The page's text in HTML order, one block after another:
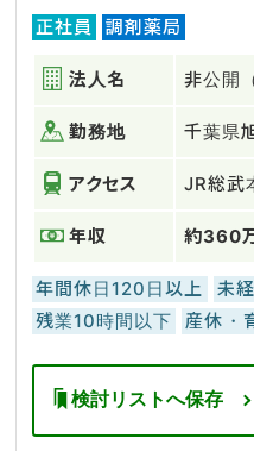
正社員 調剤薬局
法人名 非公開
勤務地 千葉県
アクセス JR総武
年収 約360
年間休日120日以上 未
残業10時間以下
産休・
検討リストへ保存